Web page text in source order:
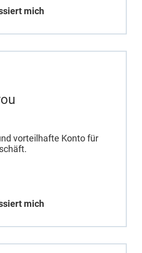
mich
vorteilhafte Konto für
mich